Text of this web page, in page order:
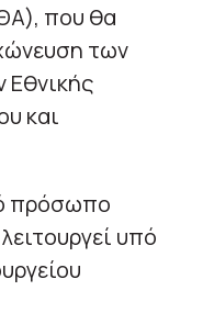
που θα
των
Εθνικής
και
πρόσωπο
υπό